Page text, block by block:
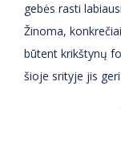
gebės rasti
Žinoma,
būtent krikštynų
šioje srityje jis